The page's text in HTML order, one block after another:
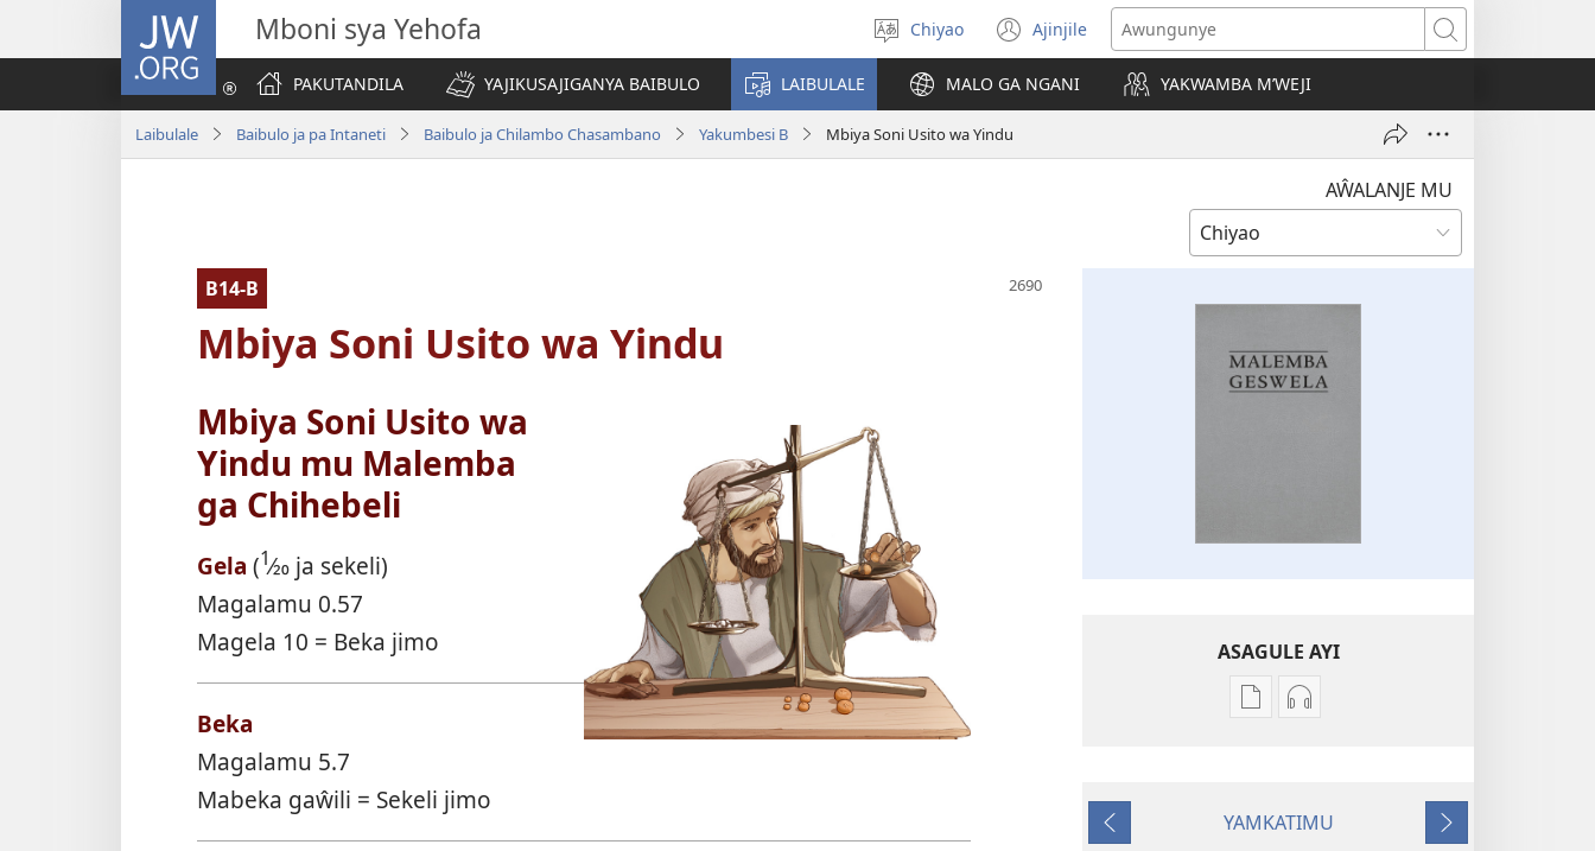
JW.ORG Mboni sya Yehofa
Asagule
ciŵeceto
Chiyao Ajinjile
(awugule
liwindo
line)
Awungunye
PAKUTANDILA
YAJIKUSAJIGANYA BAIBULO LAIBULALE MALO GA NGANI YAKWAMBA M’WEJI
Laibulale Baibulo ja pa Intaneti Baibulo ja Chilambo Chasambano Yakumbesi B Mbiya Soni Usito wa Yindu
AŴALANJE MU
B14-B
Mbiya Soni Usito wa Yindu
Mbiya Soni Usito wa
Yindu mu Malemba
ga Chihebeli
Gela (1⁄20 ja sekeli)
Magalamu 0.57
Magela 10 = Beka jimo
Beka
Magalamu 5.7
Mabeka gaŵili = Sekeli jimo
ASAGULE AYI
Asagule
Baibulo
Kusagula
ja
Awujile
YAMKATIMU
Jakuyichisya